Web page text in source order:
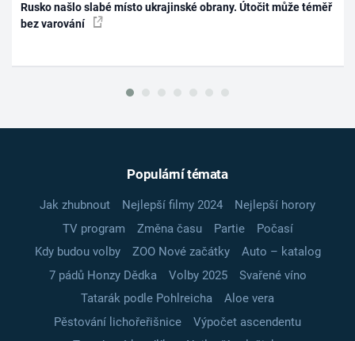
Rusko našlo slabé místo ukrajinské obrany. Útočit může téměř
bez varování
Populární témata
Jak zhubnout Nejlepší filmy 2024
Nejlepší horory
TV program
Změna času Partie
Počasí
Kdy budou volby
ZOO Nové začátky
Auto – katalog
7 pádů Honzy Dědka
Volby 2025
Svařené víno
Tatarák podle Pohlreicha
Aloe vera
Pěstování lichořeřišnice
Výpočet ascendentu